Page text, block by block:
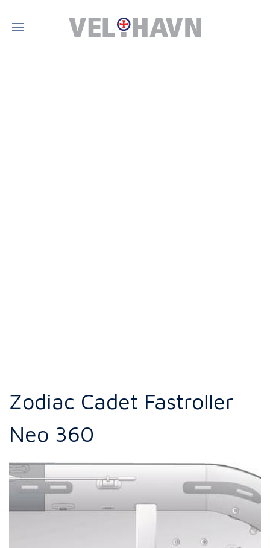
Zodiac Cadet Fastroller
Neo 360